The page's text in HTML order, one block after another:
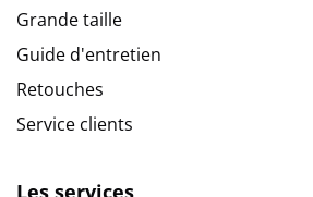
Grande taille
Guide d'entretien
Retouches
Service clients